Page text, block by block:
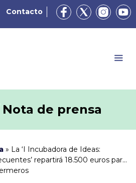
Contacto
de prensa
» La ‘I Incubadora de Ideas:
repartirá 18.500 euros para